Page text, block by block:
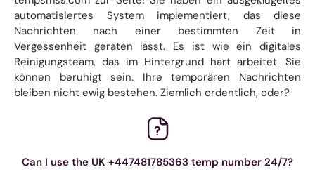
automatisiertes System implementiert, das diese
Nachrichten nach einer bestimmten Zeit in
Vergessenheit geraten lässt. Es ist wie ein digitales
Reinigungsteam, das im Hintergrund hart arbeitet. Sie
können beruhigt sein. Ihre temporären Nachrichten
bleiben nicht ewig bestehen. Ziemlich ordentlich, oder?
Can I use the UK +447481785363 temp number 24/7?